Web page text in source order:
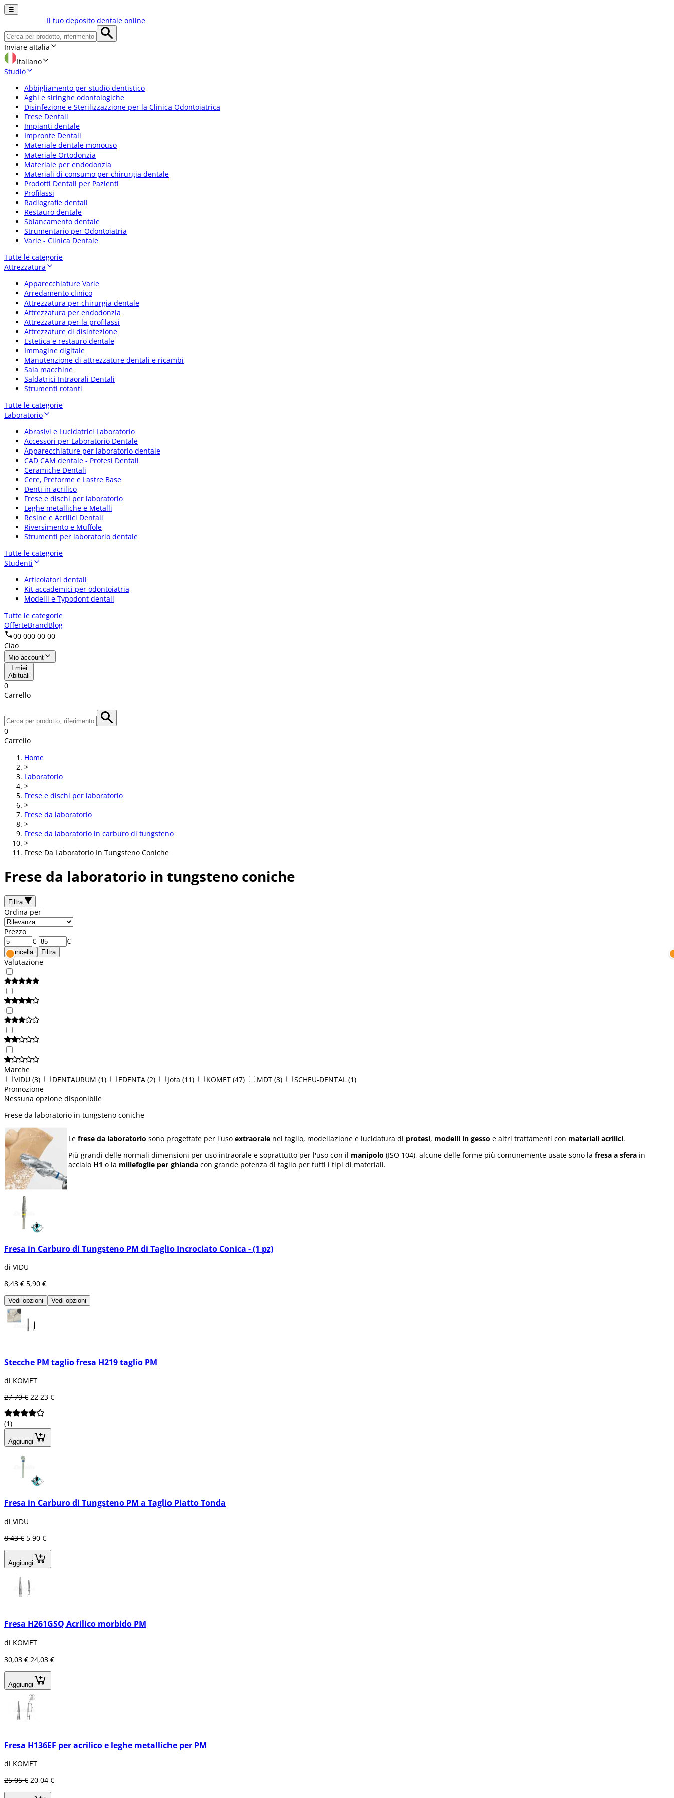
☰
Il tuo deposito dentale online
Inviare aItalia
Italiano
Studio
Abbigliamento per studio dentistico
Aghi e siringhe odontologiche
Disinfezione e Sterilizzazzione per la Clinica Odontoiatrica
Frese Dentali
Impianti dentale
Impronte Dentali
Materiale dentale monouso
Materiale Ortodonzia
Materiale per endodonzia
Materiali di consumo per chirurgia dentale
Prodotti Dentali per Pazienti
Profilassi
Radiografie dentali
Restauro dentale
Sbiancamento dentale
Strumentario per Odontoiatria
Varie - Clinica Dentale
Tutte le categorie
Attrezzatura
Apparecchiature Varie
Arredamento clinico
Attrezzatura per chirurgia dentale
Attrezzatura per endodonzia
Attrezzatura per la profilassi
Attrezzature di disinfezione
Estetica e restauro dentale
Immagine digitale
Manutenzione di attrezzature dentali e ricambi
Sala macchine
Saldatrici Intraorali Dentali
Strumenti rotanti
Tutte le categorie
Laboratorio
Abrasivi e Lucidatrici Laboratorio
Accessori per Laboratorio Dentale
Apparecchiature per laboratorio dentale
CAD CAM dentale - Protesi Dentali
Ceramiche Dentali
Cere, Preforme e Lastre Base
Denti in acrilico
Frese e dischi per laboratorio
Leghe metalliche e Metalli
Resine e Acrilici Dentali
Riversimento e Muffole
Strumenti per laboratorio dentale
Tutte le categorie
Studenti
Articolatori dentali
Kit accademici per odontoiatria
Modelli e Typodont dentali
Tutte le categorie
OfferteBrandBlog
00 000 00 00
Ciao
Mio account
I miei
Abituali
0
Carrello
0
Carrello
Home
>
Laboratorio
>
Frese e dischi per laboratorio
>
Frese da laboratorio
>
Frese da laboratorio in carburo di tungsteno
>
Frese Da Laboratorio In Tungsteno Coniche
Frese da laboratorio in tungsteno coniche
Filtra
Ordina per
Prezzo
€- €
Cancella Filtra
Valutazione
Marche
VIDU (3) DENTAURUM (1) EDENTA (2) Jota (11) KOMET (47) MDT (3) SCHEU-DENTAL (1)
Promozione
Nessuna opzione disponibile
Frese da laboratorio in tungsteno coniche
Le frese da laboratorio sono progettate per l'uso extraorale nel taglio, modellazione e lucidatura di protesi, modelli in gesso e altri trattamenti con materiali acrilici.
Più grandi delle normali dimensioni per uso intraorale e soprattutto per l'uso con il manipolo (ISO 104), alcune delle forme più comunemente usate sono la fresa a sfera in
acciaio H1 o la millefoglie per ghianda con grande potenza di taglio per tutti i tipi di materiali.
Fresa in Carburo di Tungsteno PM di Taglio Incrociato Conica - (1 pz)
di VIDU
8,43 € 5,90 €
Vedi opzioni Vedi opzioni
Stecche PM taglio fresa H219 taglio PM
di KOMET
27,79 € 22,23 €
(1)
Aggiungi
Fresa in Carburo di Tungsteno PM a Taglio Piatto Tonda
di VIDU
8,43 € 5,90 €
Aggiungi
Fresa H261GSQ Acrilico morbido PM
di KOMET
30,03 € 24,03 €
Aggiungi
Fresa H136EF per acrilico e leghe metalliche per PM
di KOMET
25,05 € 20,04 €